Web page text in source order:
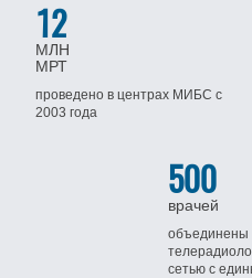
12
МЛН
МРТ
проведено в центрах МИБСс
2003 года
500
врачей
объединены
сетью с